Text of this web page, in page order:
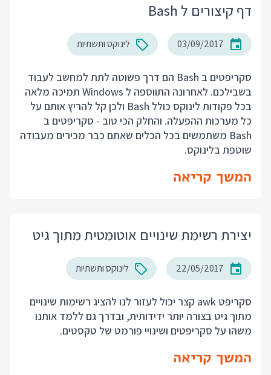
דף קיצורים ל Bash
03/09/2017 לינוקס ותשתיות
סקריפטים ב Bash הם דרך פשוטה לתת למחשב לעבוד
בשבילכם. לאחרונה התווספה ל Windows תמיכה מלאה
בכל פקודות לינוקס כולל Bash ולכן קל להריץ אותם על
כל מערכות ההפעלה. והחלק הכי טוב - סקריפטים ב
Bash משתמשים בכל הכלים שאתם כבר מכירים מעבודה
שוטפת בלינוקס.
המשך קריאה
יצירת רשימת שינויים אוטומטית מתוך גיט
22/05/2017 לינוקס ותשתיות
סקריפט awk קצר יכול לעזור לנו להציג רשימות שינויים
מתוך גיט בצורה יותר ידידותית, ובדרך גם ללמד אותנו
משהו על סקריפטים ושינויי פורמט של טקסטים.
המשך קריאה